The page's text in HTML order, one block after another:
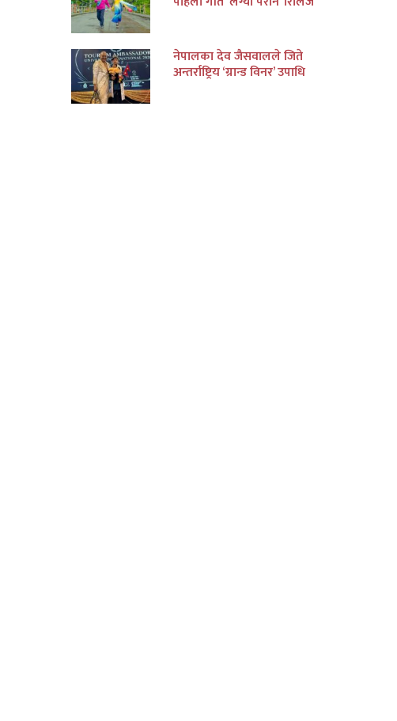
नेपालका देव जैसवालले जिते
अन्तर्राष्ट्रिय ‘ग्रान्ड विनर’ उपाधि